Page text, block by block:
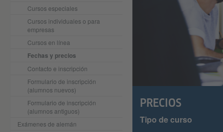
Cursos especiales
Cursos individuales o para
empresas
Cursos en línea
Fechas y precios
Contacto e inscripción
Formulario de inscripción
(alumnos nuevos)
Formulario de inscripción
(alumnos antiguos)
Exámenes de alemán
PRECIOS
Tipo de curso